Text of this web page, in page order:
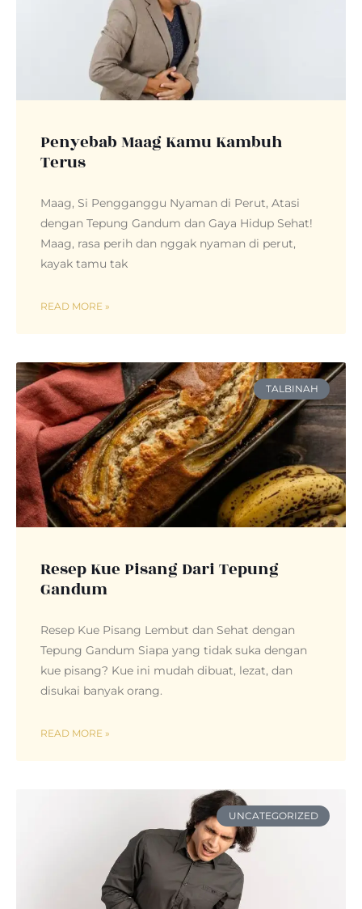
Penyebab Maag Kamu Kambuh
Terus
Maag, Si Pengganggu Nyaman di Perut, Atasi
dengan Tepung Gandum dan Gaya Hidup Sehat!
Maag, rasa perih dan nggak nyaman di perut,
kayak tamu tak
READ MORE »
TALBINAH
Resep Kue Pisang Dari Tepung
Gandum
Resep Kue Pisang Lembut dan Sehat dengan
Tepung Gandum Siapa yang tidak suka dengan
kue pisang? Kue ini mudah dibuat, lezat, dan
disukai banyak orang.
READ MORE »
UNCATEGORIZED